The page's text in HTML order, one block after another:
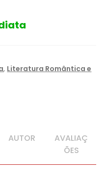
, Literatura Romântica e
AUTOR
AVALIAÇ
ÕES